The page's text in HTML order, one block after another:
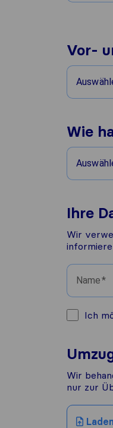
Vor-
Wie
Ihre
Wir
Name
Ich
Wir
nur zur